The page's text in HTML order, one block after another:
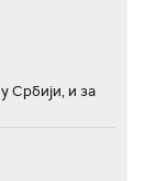
Србији, и за